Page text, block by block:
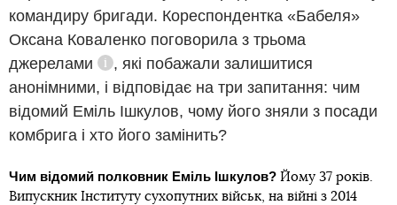
командиру бригади. Кореспондентка «Бабеля»
Оксана Коваленко поговорила з трьома
джерелами
Довідка
, які побажали залишитися
анонімними, і відповідає на три запитання: чим
відомий Еміль Ішкулов, чому його зняли з посади
комбрига і хто його замінить?
Чим відомий полковник Еміль Ішкулов? Йому 37 років.
Випускник Інституту сухопутних військ, на війні з 2014